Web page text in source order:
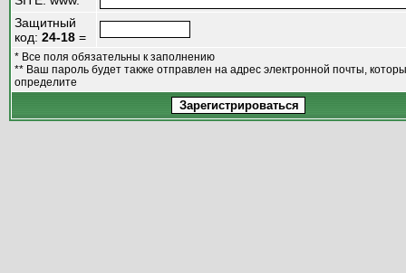
Защитный
код: 24-18 =
* Все поля обязательны к заполнению
** Ваш пароль будет также отправлен на адрес электронной почты,
определите